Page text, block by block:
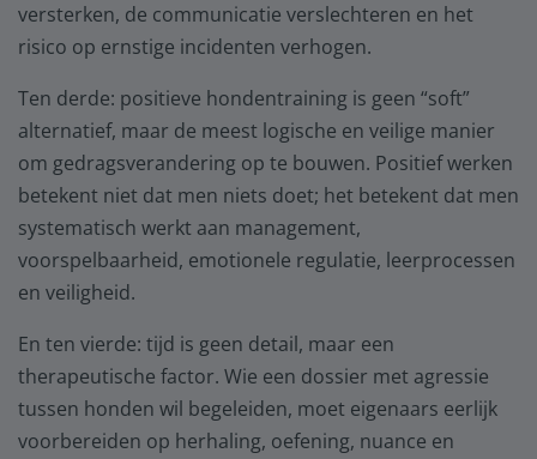
versterken, de communicatie verslechteren en het
risico op ernstige incidenten verhogen.
Ten derde: positieve hondentraining is geen “soft”
alternatief, maar de meest logische en veilige manier
om gedragsverandering op te bouwen. Positief werken
betekent niet dat men niets doet; het betekent dat men
systematisch werkt aan management,
voorspelbaarheid, emotionele regulatie, leerprocessen
en veiligheid.
En ten vierde: tijd is geen detail, maar een
therapeutische factor. Wie een dossier met agressie
tussen honden wil begeleiden, moet eigenaars eerlijk
voorbereiden op herhaling, oefening, nuance en